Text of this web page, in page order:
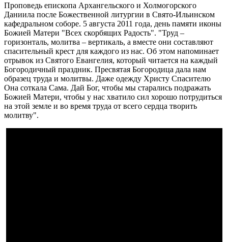
Проповедь епископа Архангельского и Холмогорского
Даниила после Божественной литургии в Свято-Ильинском
кафедральном соборе. 5 августа 2011 года, день памяти иконы
Божией Матери "Всех скорбящих Радость". "Труд –
горизонталь, молитва – вертикаль, а вместе они составляют
спасительный крест для каждого из нас. Об этом напоминает
отрывок из Святого Евангелия, который читается на каждый
Богородичный праздник. Пресвятая Богородица дала нам
образец труда и молитвы. Даже одежду Христу Спасителю
Она соткала Сама. Дай Бог, чтобы мы старались подражать
Божией Матери, чтобы у нас хватило сил хорошо потрудиться
на этой земле и во время труда от всего сердца творить
молитву".